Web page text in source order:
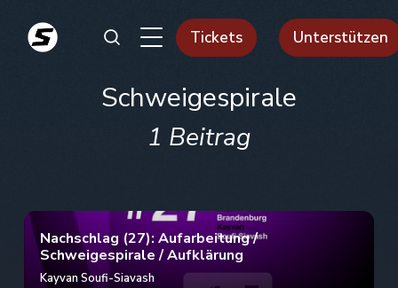
Tickets Unterstützen
Schweigespirale
1 Beitrag
Nachschlag (27): Aufarbeitung /
Schweigespirale / Aufklärung
Kayvan Soufi-Siavash